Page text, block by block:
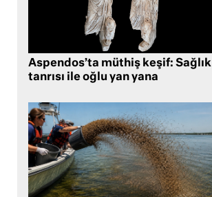
Aspendos’ta müthiş keşif: Sağlık
tanrısı ile oğlu yan yana